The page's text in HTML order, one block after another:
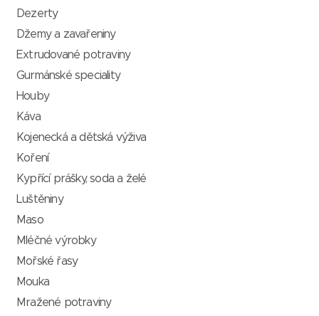
Dezerty
Džemy a zavařeniny
Extrudované potraviny
Gurmánské speciality
Houby
Káva
Kojenecká a dětská výživa
Koření
Kypřící prášky, soda a želé
Luštěniny
Maso
Mléčné výrobky
Mořské řasy
Mouka
Mražené potraviny